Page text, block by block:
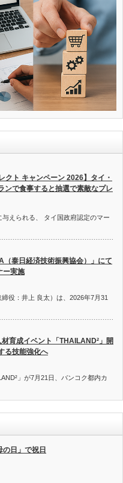
クト キャンペーン 2026】タイ・
ンで食事すると抽選で素敵なプレ
えられる、 タイ国政府認定のマー
（泰日経済技術振興協会）」にて
ー実施
役：井上 良太）は、2026年7月31
育成イベント「THAILAND²」開
る技能強化へ
」が7月21日、バンコク都内カ
日」で祝日